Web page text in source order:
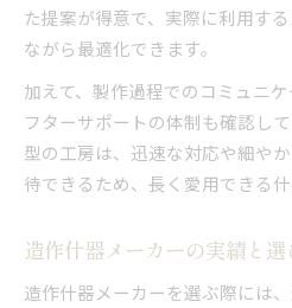
た提案が得意で、実際に利用す
ながら最適化できます。
加えて、製作過程でのコミュニ
フターサポートの体制も確認し
型の工房は、迅速な対応や細や
待できるため、長く愛用できる什
造作什器メーカーの実績と選
造作什器メーカーを選ぶ際には